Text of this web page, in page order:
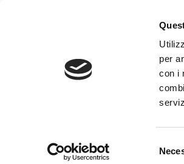
per
con i
del